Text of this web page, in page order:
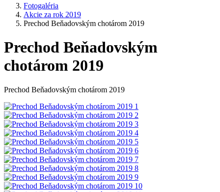
Fotogaléria
Akcie za rok 2019
Prechod Beňadovským chotárom 2019
Prechod Beňadovským
chotárom 2019
Prechod Beňadovským chotárom 2019